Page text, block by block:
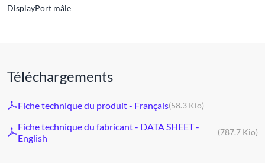
DisplayPort mâle
Téléchargements
Fiche technique du produit - Français(58.3 Kio)
Fiche technique du fabricant - DATA SHEET -
English
(787.7 Kio)